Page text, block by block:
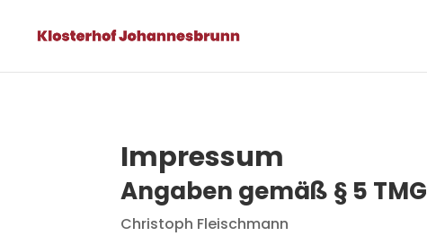
Impressum
Angaben gemäß § 5 TMG
Christoph Fleischmann